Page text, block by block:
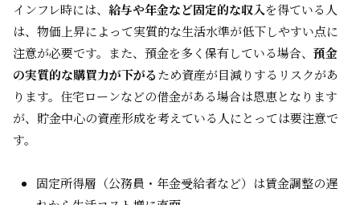
インフレ時には、 給与や年金など固定的な収入を得ている人
は、物価上昇によって実質的な生活水準が低下しやすい点に
注意が必要です。また、預金を多く保有している場合、 預金
の実質的な購買力が下がるため資産が目減りするリスクがあ
ります。住宅ローンなどの借金がある場合は恩恵となります
が、貯金中心の資産形成を考えている人にとっては要注意で
す。
固定所得層（公務員・年金受給者など）は賃金調整の遅